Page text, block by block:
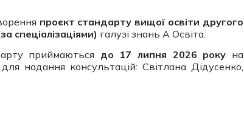
проєкт стандарту вищої освіти другого
спеціалізаціями) галузі знань А Освіта.
приймаються до 17 липня 2026 року на
надання консультацій: Світлана Дідусенко,